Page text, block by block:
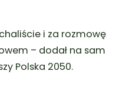
i za rozmowę
– dodał na sam
Polska 2050.